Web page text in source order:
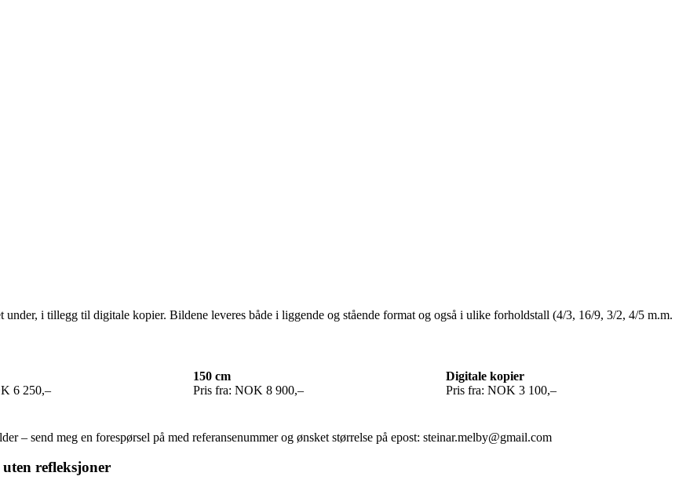
under, i tillegg til digitale kopier. Bildene leveres både i liggende og stående format og også i ulike forholdstall (4/3, 16/9, 3/2, 4/5 m.m.
6 250,–
150 cm
Pris fra: NOK 8 900,–
Digitale kopier
Pris fra: NOK 3 100,–
– send meg en forespørsel på med referansenummer og ønsket størrelse på epost: steinar.melby@gmail.com
refleksjoner